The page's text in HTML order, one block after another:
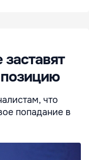
что
попадание в